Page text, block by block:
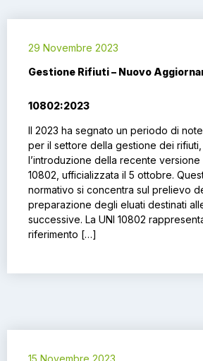
29 Novembre 2023
Gestione Rifiuti – Nuovo
10802:2023
Il 2023 ha segnato un periodo di
per il settore della gestione dei
l’introduzione della recente versione
10802, ufficializzata il 5 ottobre.
normativo si concentra sul prelievo
preparazione degli eluati destinati
successive. La UNI 10802
riferimento […]
15 Novembre 2023